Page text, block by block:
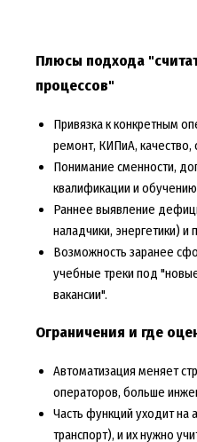
Плюсы подхода
процессов"
Привязка к конкретным
ремонт, КИПиА, качество,
Понимание сменности,
квалификации и
Раннее выявление
наладчики, энергетики) и
Возможность заранее
учебные треки под
вакансии".
Ограничения и где
Автоматизация меняет
операторов, больше
Часть функций уходит на
транспорт), и их нужно